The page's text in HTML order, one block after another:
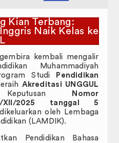
kembali mengalir
Muhammadiyah
Studi
Pendidikan
Akreditasi UNGGUL
Nomor
S/XII/2025 tanggal 5
oleh Lembaga
(LAMDIK).
Pendidikan Bahasa